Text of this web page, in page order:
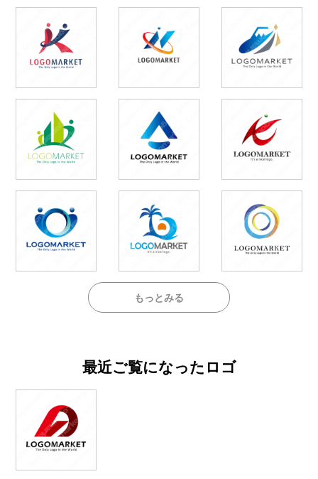
もっとみる
最近ご覧になったロゴ